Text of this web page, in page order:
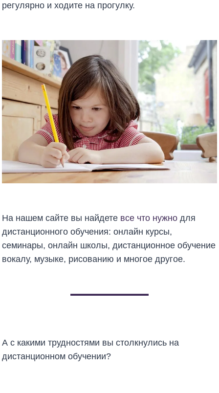
регулярно и ходите на прогулку.
На нашем сайте вы найдете все что нужно для
дистанционного обучения: онлайн курсы,
семинары, онлайн школы, дистанционное обучение
вокалу, музыке, рисованию и многое другое.
А с какими трудностями вы столкнулись на
дистанционном обучении?